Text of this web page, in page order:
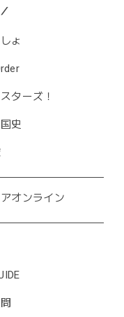
ょ
ターズ！
史
オンライン